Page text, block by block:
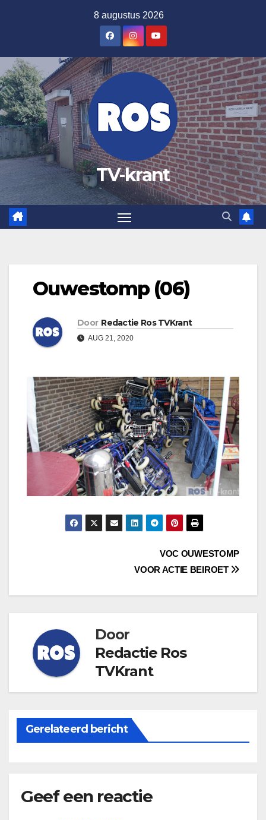
inhoud
8 augustus 2026
TV-krant
Ouwestomp (06)
Door Redactie Ros TVKrant
AUG 21, 2020
VOC OUWESTOMP
VOOR ACTIE BEIROET
Door
Redactie Ros
TVKrant
Gerelateerd bericht
Geef een reactie